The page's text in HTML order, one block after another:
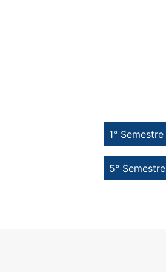
1° Semestre
5° Semestre